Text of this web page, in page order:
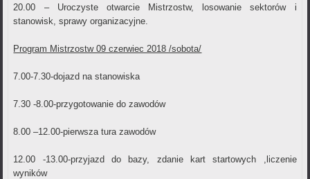
20.00 – Uroczyste otwarcie Mistrzostw, losowanie sektorów i
stanowisk, sprawy organizacyjne.
Program Mistrzostw 09 czerwiec 2018 /sobota/
7.00-7.30-dojazd na stanowiska
7.30 -8.00-przygotowanie do zawodów
8.00 –12.00-pierwsza tura zawodów
12.00 -13.00-przyjazd do bazy, zdanie kart startowych ,liczenie
wyników